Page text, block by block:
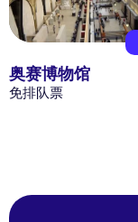
奥赛博物馆
免排队票